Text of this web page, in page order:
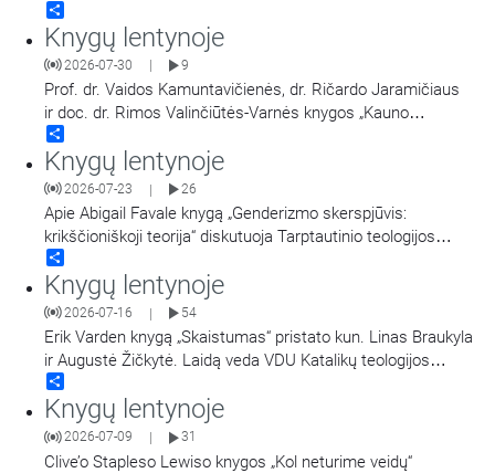
klebonas, kun. moralinės teologijos dr. Algirdas Petras
Kanapka. Kalbina Laima Lekavičiūtė.
Knygų lentynoje
2026-07-30 9
Prof. dr. Vaidos Kamuntavičienės, dr. Ričardo Jaramičiaus
ir doc. dr. Rimos Valinčiūtės-Varnės knygos „Kauno
arkivyskupijos istorija 1926–2026 m.“ sutiktuvės. Renginys
vyko šių metų birželio pabaigoje. Jame dalyvo Kauno
arkivyskupas metropolitas Kęstutis Kėvalas, knygos autoriai
ir dailininkė Silvija Knezekytė. Įrašas iš renginio.
Knygų lentynoje
2026-07-23 | 26
Apie Abigail Favale knygą „Genderizmo skerspjūvis:
krikščioniškoji teorija“ diskutuoja Tarptautinio teologijos
instituto Austrijoje profesorius, psichiatras,
daktaras Gintautas Vaitoška ir VDU Katalikų teologijos
fakulteto dėstytoja Milda Vitkutė.
Knygų lentynoje
2026-07-16 | 54
Erik Varden knygą „Skaistumas“ pristato kun. Linas Braukyla
ir Augustė Žičkytė. Laidą veda VDU Katalikų teologijos
fakulteto dėstytoja Milda Vitkutė.
Knygų lentynoje
2026-07-09 31
Clive’o Stapleso Lewiso knygos „Kol neturime veidų“